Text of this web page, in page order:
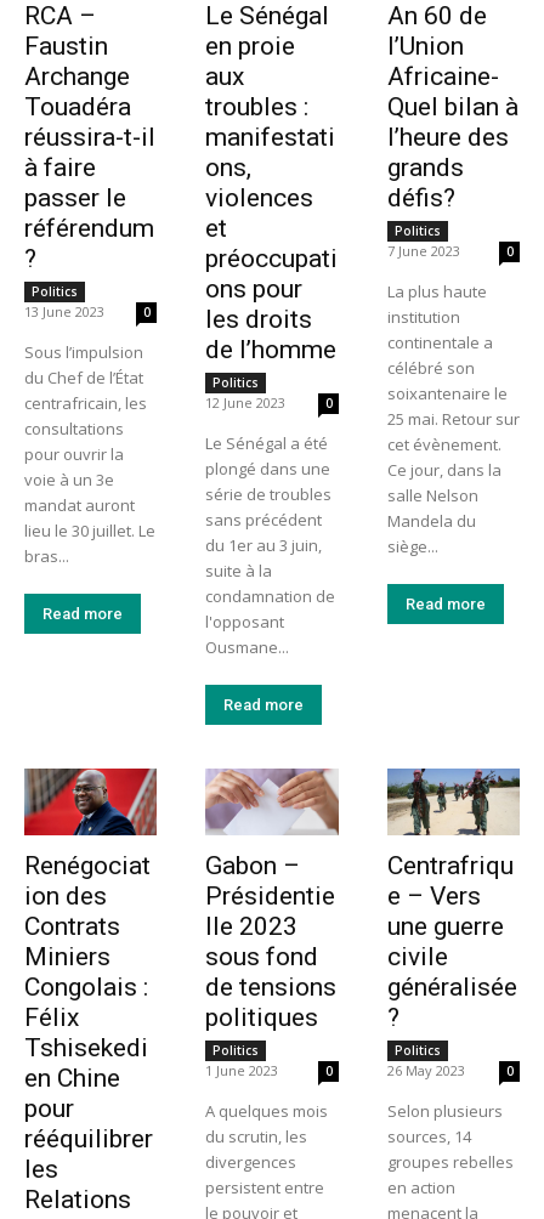
RCA –
Faustin
Archange
Touadéra
réussira-t-il
à faire
passer le
référendum
?
Politics
13 June 2023 0
Sous l’impulsion
du Chef de l’État
centrafricain, les
consultations
pour ouvrir la
voie à un 3e
mandat auront
lieu le 30 juillet. Le
bras...
Read more
Le Sénégal
en proie
aux
troubles :
manifestati
ons,
violences
et
préoccupati
ons pour
les droits
de l’homme
Politics
12 June 2023 0
Le Sénégal a été
plongé dans une
série de troubles
sans précédent
du 1er au 3 juin,
suite à la
condamnation de
l'opposant
Ousmane...
Read more
An 60 de
l’Union
Africaine-
Quel bilan à
l’heure des
grands
défis?
Politics
7 June 2023 0
La plus haute
institution
continentale a
célébré son
soixantenaire le
25 mai. Retour sur
cet évènement.
Ce jour, dans la
salle Nelson
Mandela du
siège...
Read more
Renégociat
ion des
Contrats
Miniers
Congolais :
Félix
Tshisekedi
en Chine
pour
rééquilibrer
les
Relations
Gabon –
Présidentie
lle 2023
sous fond
de tensions
politiques
Politics
1 June 2023 0
A quelques mois
du scrutin, les
divergences
persistent entre
le pouvoir et
Centrafriqu
e – Vers
une guerre
civile
généralisée
?
Politics
26 May 2023 0
Selon plusieurs
sources, 14
groupes rebelles
en action
menacent la